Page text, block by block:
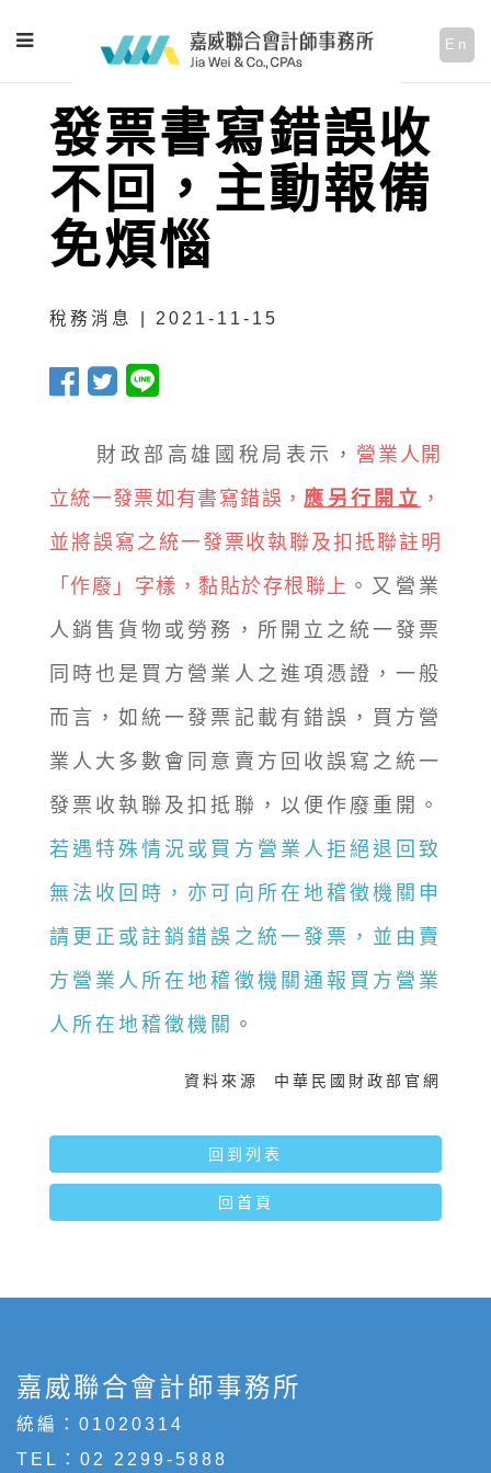
En
發票書寫錯誤收
不回，主動報備
免煩惱
稅務消息 | 2021-11-15
財政部高雄國稅局表示， 營業人開
立統一發票如有書寫錯誤，應另行開立 ，
並將誤寫之統一發票收執聯及扣抵聯註明
「作廢」字樣，黏貼於存根聯上 。又營業
人銷售貨物或勞務，所開立之統一發票
同時也是買方營業人之進項憑證，一般
而言，如統一發票記載有錯誤，買方營
業人大多數會同意賣方回收誤寫之統一
發票收執聯及扣抵聯，以便作廢重開。
若遇特殊情況或買方營業人拒絕退回致
無法收回時，亦可向所在地稽徵機關申
請更正或註銷錯誤之統一發票，並由賣
方營業人所在地稽徵機關通報買方營業
人所在地稽徵機關 。
資料來源 中華民國財政部官網
回到列表
回首頁
嘉威聯合會計師事務所
統編：01020314
TEL： 02 2299-5888